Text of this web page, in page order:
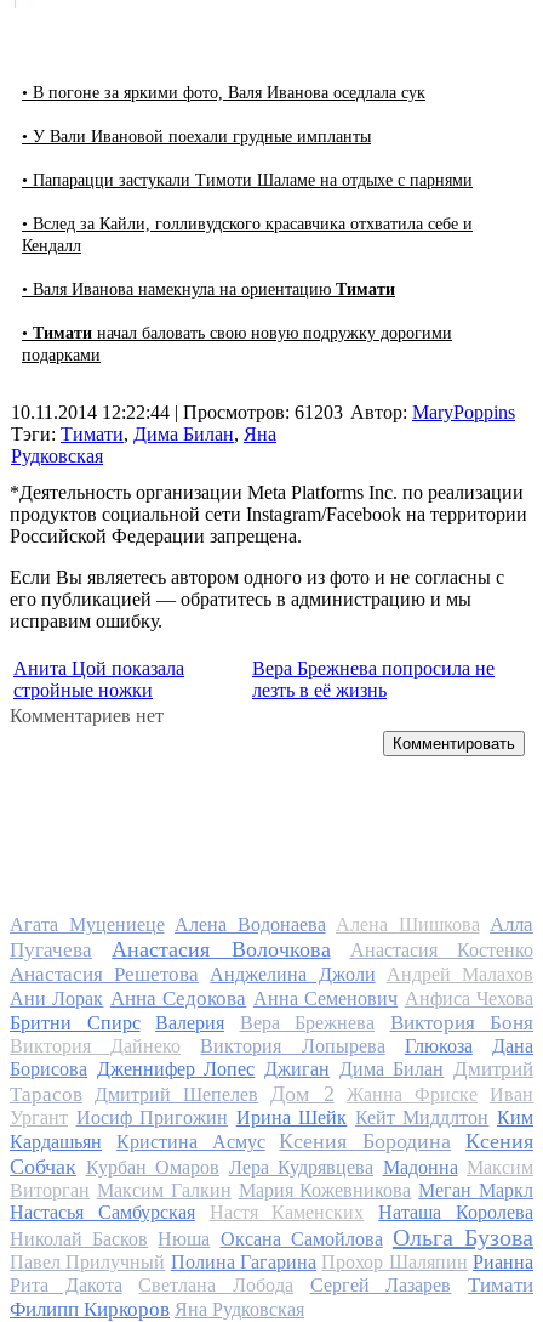
• В погоне за яркими фото, Валя Иванова оседлала сук
• У Вали Ивановой поехали грудные импланты
• Папарацци застукали Тимоти Шаламе на отдыхе с парнями
• Вслед за Кайли, голливудского красавчика отхватила себе и
Кендалл
• Валя Иванова намекнула на ориентацию Тимати
• Тимати начал баловать свою новую подружку дорогими
подарками
10.11.2014 12:22:44 | Просмотров: 61203
Тэги: Тимати, Дима Билан, Яна
Рудковская
Автор: MaryPoppins
*Деятельность организации Meta Platforms Inc. по реализации
продуктов социальной сети Instagram/Facebook на территории
Российской Федерации запрещена.
Если Вы являетесь автором одного из фото и не согласны с
его публикацией — обратитесь в администрацию и мы
исправим ошибку.
Анита Цой показала
стройные ножки
Вера Брежнева попросила не
лезть в её жизнь
Комментариев нет
Комментировать
Агата Муцениеце Алена Водонаева Алена Шишкова Алла
Пугачева
Анастасия Волочкова Анастасия Костенко
Анастасия Решетова Анджелина Джоли
Андрей Малахов
Ани Лорак Анна Седокова Анна Семенович Анфиса Чехова
Бритни Спирс
Валерия Вера Брежнева Виктория Боня
Виктория Дайнеко Виктория Лопырева Глюкоза
Дана
Борисова Дженнифер Лопес Джиган Дима Билан
Дмитрий
Тарасов
Дмитрий Шепелев Дом 2 Жанна Фриске
Иван
Ургант Иосиф Пригожин Ирина Шейк Кейт Миддлтон Ким
Кардашьян
Кристина Асмус Ксения Бородина
Ксения
Собчак Курбан Омаров Лера Кудрявцева Мадонна Максим
Виторган Максим Галкин Мария Кожевникова Меган Маркл
Настасья Самбурская
Настя Каменских
Наташа Королева
Николай Басков Нюша Оксана Самойлова Ольга Бузова
Павел Прилучный Полина Гагарина Прохор Шаляпин Рианна
Рита Дакота
Светлана Лобода Сергей Лазарев
Тимати
Филипп Киркоров Яна Рудковская